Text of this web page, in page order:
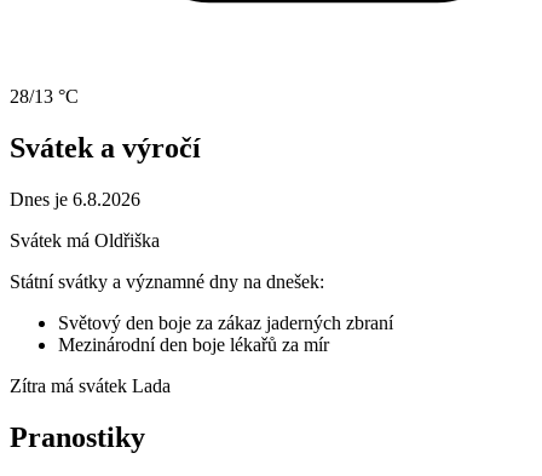
28/13 °C
Svátek a výročí
Dnes je 6.8.2026
Svátek má Oldřiška
Státní svátky a významné dny na dnešek:
Světový den boje za zákaz jaderných zbraní
Mezinárodní den boje lékařů za mír
Zítra má svátek Lada
Pranostiky